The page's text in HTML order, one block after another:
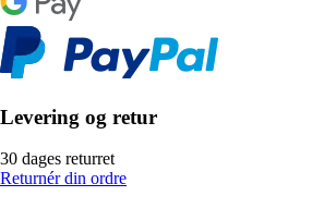
Levering og retur
30 dages returret
Returnér din ordre